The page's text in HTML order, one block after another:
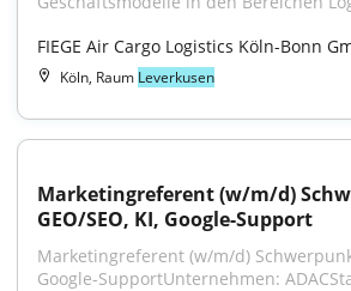
FIEGE Air Cargo Logistics Köln-Bonn
Köln, Raum Leverkusen
Marketingreferent (w/m/d)
GEO/SEO, KI, Google-Support
Marketingreferent (w/m/d)
Google-SupportUnternehmen: